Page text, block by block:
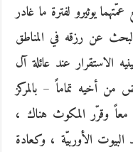
يوثيرو لفترة ما غادر
عن رزقه في المناطق
الاستقرار عند عائلة آل
من أخيه تماماً – بالمركز
معاً وقرّر المكوث هناك ،
الأوربيّة ، وكعادة